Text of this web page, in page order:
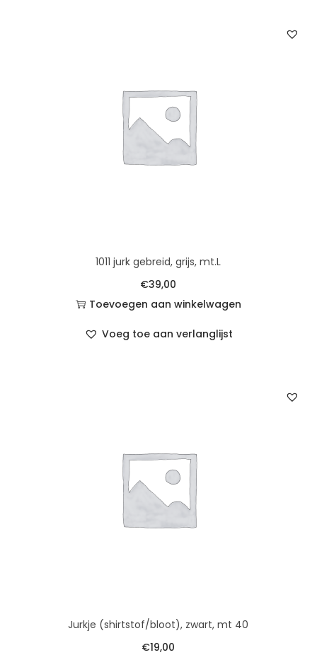
1011 jurk gebreid, grijs, mt.L
€39,00
Toevoegen aan winkelwagen
Voeg toe aan verlanglijst
Jurkje (shirtstof/bloot), zwart, mt 40
€19,00